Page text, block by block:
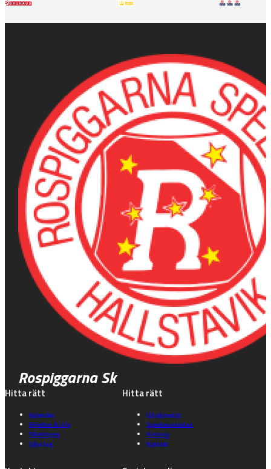
Rospiggarna Sk
Hitta rätt
Kalender
Biljetter & info
Föreningen
Våra lag
Hitta rätt
Gå på match
Speedwayskolan
Historia
Kontakt